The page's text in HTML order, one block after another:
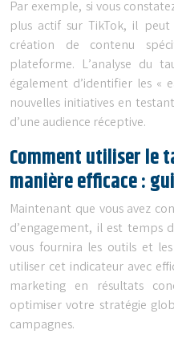
Par exemple, si vous
plus actif sur TikTok, il peut
création de contenu
plateforme. L’analyse du
également d’identifier les «
nouvelles initiatives en
d’une audience réceptive.
Comment utiliser le
manière efficace :
Maintenant que vous avez
d’engagement, il est temps
vous fournira les outils et
utiliser cet indicateur avec
marketing en résultats
optimiser votre stratégie
campagnes.